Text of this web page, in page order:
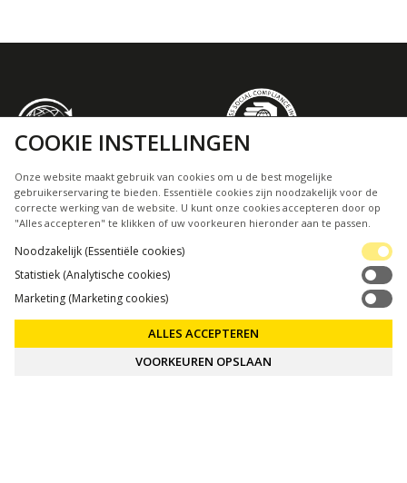
VIND VERKOOPPUNTEN
WAREHOUSE
INDUSTRIEWEG 17
8471 AD WOLVEGA
THE NETHERLANDS
INFO@DUTCHPERFECT.EU
MEER DUTCHPERFECT
COOKIE INSTELLINGEN
Onze website maakt gebruik van cookies om u de best mogelijke
gebruikerservaring te bieden. Essentiële cookies zijn noodzakelijk voor de
correcte werking van de website. U kunt onze cookies accepteren door op
"Alles accepteren" te klikken of uw voorkeuren hieronder aan te passen.
Noodzakelijk (Essentiële cookies)
Statistiek (Analytische cookies)
Marketing (Marketing cookies)
ALLES ACCEPTEREN
VOORKEUREN OPSLAAN